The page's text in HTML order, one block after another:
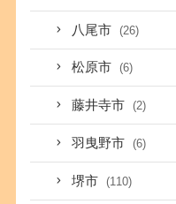
八尾市 (26)
松原市 (6)
藤井寺市 (2)
羽曳野市 (6)
堺市 (110)